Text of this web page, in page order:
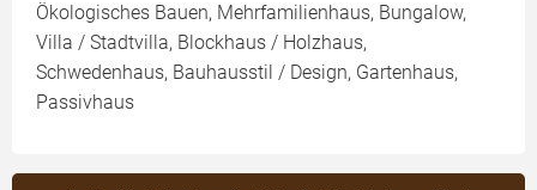
Ökologisches Bauen, Mehrfamilienhaus, Bungalow,
Villa / Stadtvilla, Blockhaus / Holzhaus,
Schwedenhaus, Bauhausstil / Design, Gartenhaus,
Passivhaus